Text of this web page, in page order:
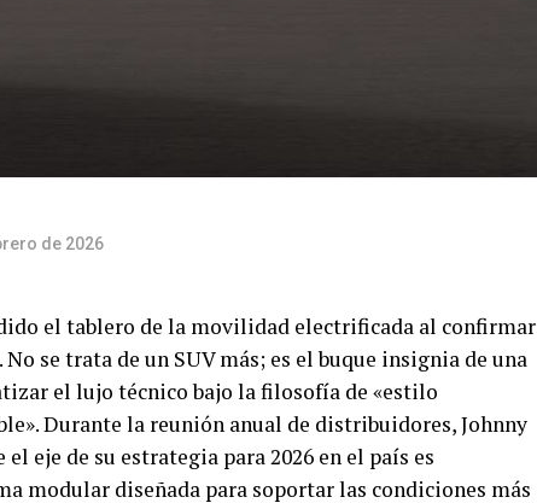
de 2026
el tablero de la movilidad electrificada al confirmar
. No se trata de un SUV más; es el buque insignia de una
el lujo técnico bajo la filosofía de «estilo
Durante la reunión anual de distribuidores, Johnny
eje de su estrategia para 2026 en el país es
modular diseñada para soportar las condiciones más